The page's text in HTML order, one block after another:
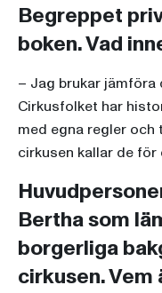
Begreppet
boken. Vad
– Jag brukar jämföra
Cirkusfolket har
med egna regler
cirkusen kallar de för
Bertha som
borgerliga
cirkusen. Vem